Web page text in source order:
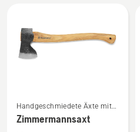
Mehr
Details
Handgeschmiedete Äxte mit
Holzgriff
Zimmermannsaxt